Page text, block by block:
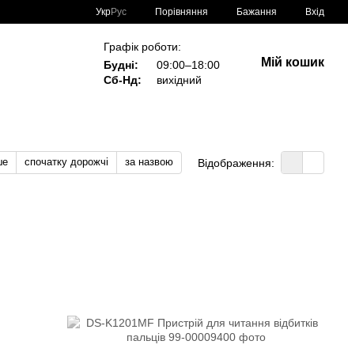
УкрРус Порівняння Бажання Вхід
Графік роботи:
Будні:
09:00–18:00
Сб-Нд:
вихідний
Мій кошик
спочатку дорожчі за назвою Відображення: